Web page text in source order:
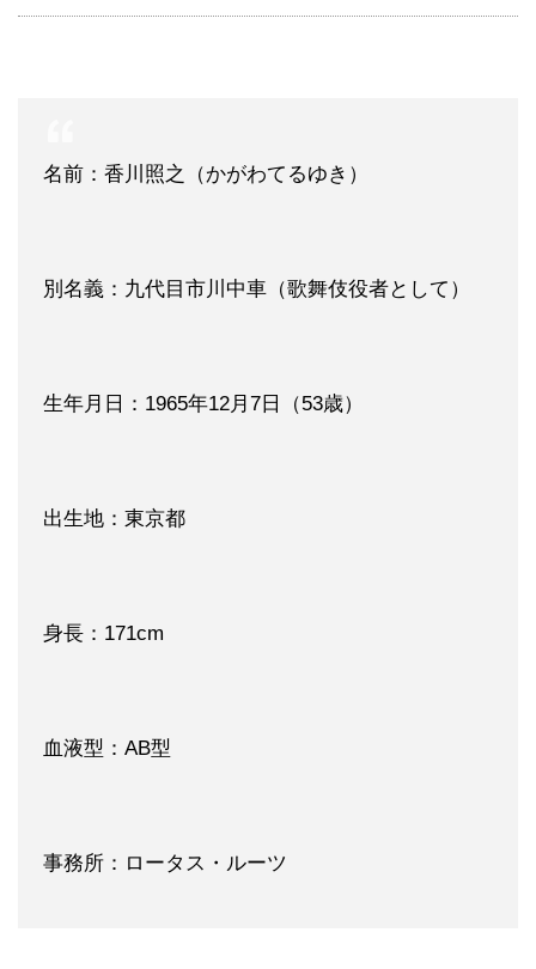
名前：香川照之（かがわてるゆき）
別名義：九代目市川中車（歌舞伎役者として）
生年月日：1965年12月7日（53歳）
出生地：東京都
身長：171cm
血液型：AB型
事務所：ロータス・ルーツ